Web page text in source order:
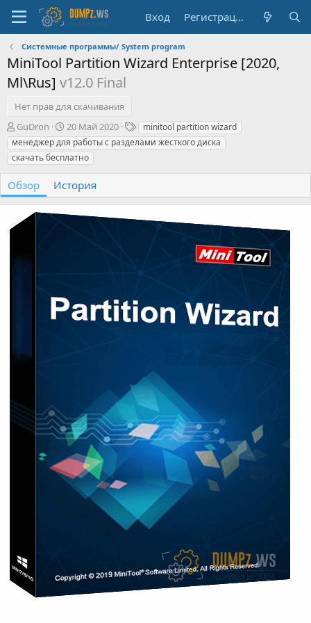
Вход Регистрация
Системные программы/ System program
MiniTool Partition Wizard Enterprise [2020,
Ml\Rus] v12.0 Final
Нет прав для скачивания
А
в
т
о
GuDron
Д
а
т
а
о
з
д
а
20 Май 2020
Т
е
г
minitool partition wizard
менеджер для работы с разделами жесткого диска
скачать бесплатно
Обзор История